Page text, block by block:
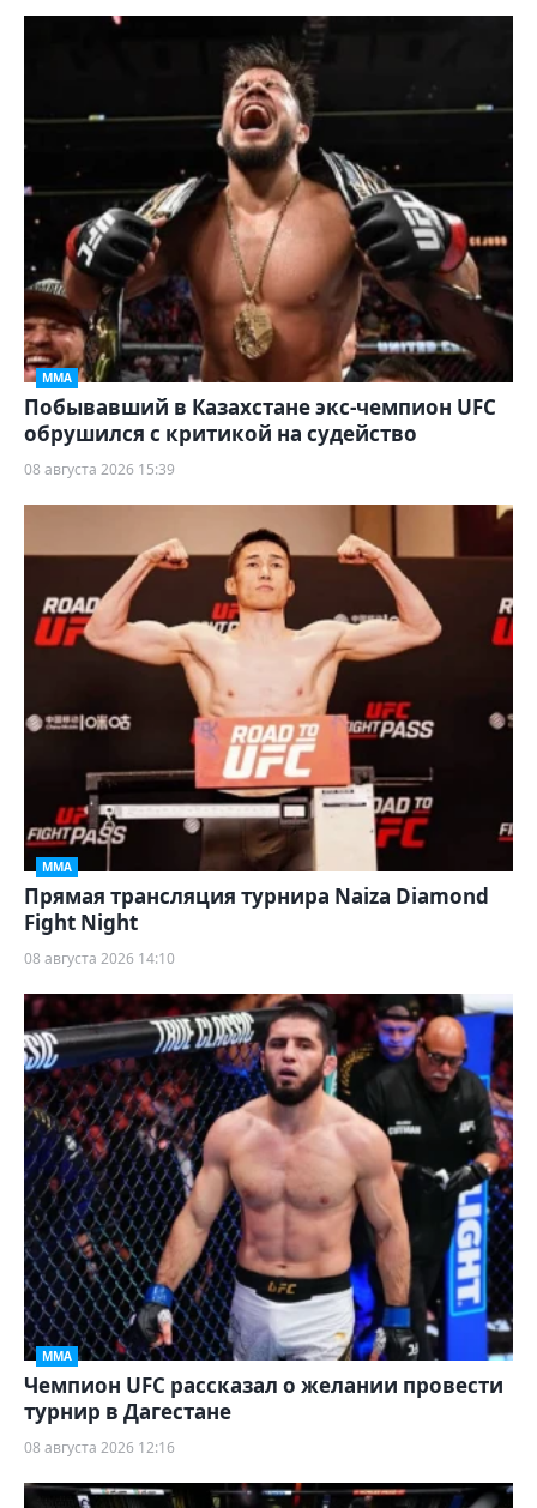
ММА
Побывавший в Казахстане экс-чемпион UFC
обрушился с критикой на судейство
08 августа 2026 15:39
ММА
Прямая трансляция турнира Naiza Diamond
Fight Night
08 августа 2026 14:10
ММА
Чемпион UFC рассказал о желании провести
турнир в Дагестане
08 августа 2026 12:16